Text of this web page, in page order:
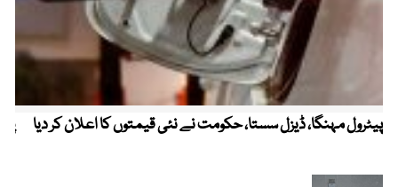
پیٹرول مہنگا، ڈیزل سستا، حکومت نے نئی قیمتوں کا اعلان کر دیا